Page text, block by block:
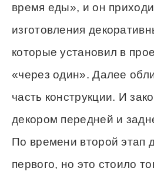
время еды», и он
изготовления
которые установил в
«через один». Далее
часть конструкции. И
декором передней и
По времени второй этап
первого, но это стоило